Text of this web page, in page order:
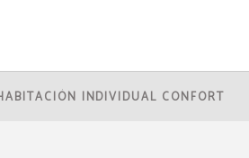
Domicil Hotel en Frankfurt Am Main. Web
INDIVIDUAL CONFORT